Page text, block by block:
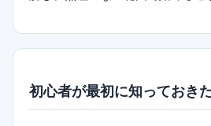
初心者が最初に知っておき